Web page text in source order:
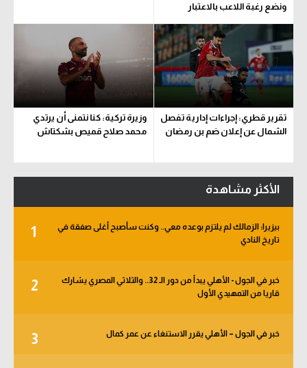
ونضع رغبة اللاعب بالاعتبار
تقرير قطري: إجراءات إدارية تفصل
الشمال عن إعلان ضم بن رمضان
وزيرة تركية: كنا نتمنى أن يرتدي
محمد صلاح قميص بشكتاش
الأكثر مشاهدة
1
بيزيرا: الزمالك لم يلتزم بوعده معي.. وكنت سأصبح أغلى صفقة في
تاريخ النادي
2
خبر في الجول - الأهلي يبدأ من دور الـ 32.. والثلاثي المصري يشارك
قاريا من التمهيدي الأول
3 خبر في الجول – الأهلي يقرر الاستنغاء عن عمر كمال